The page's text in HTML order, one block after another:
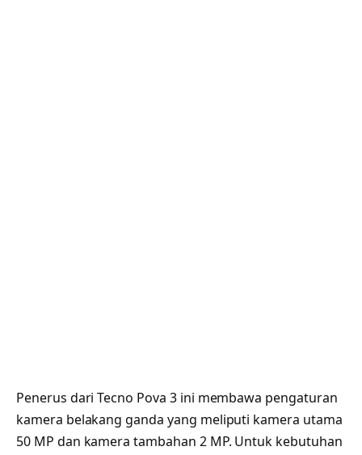
Penerus dari Tecno Pova 3 ini membawa pengaturan
kamera belakang ganda yang meliputi kamera utama
50 MP dan kamera tambahan 2 MP. Untuk kebutuhan